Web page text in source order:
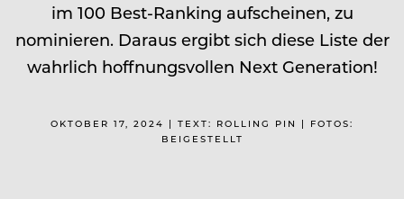
im 100 Best-Ranking aufscheinen, zu
nominieren. Daraus ergibt sich diese Liste der
wahrlich hoffnungsvollen Next Generation!
OKTOBER 17, 2024 | TEXT: ROLLING PIN | FOTOS:
BEIGESTELLT